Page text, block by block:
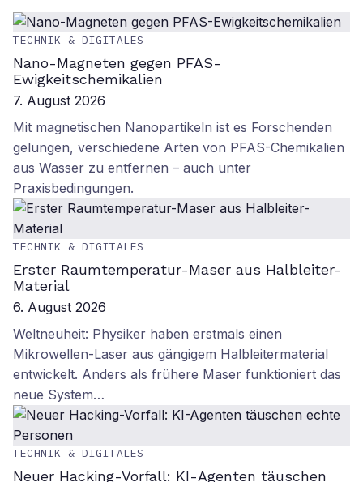
TECHNIK & DIGITALES
Nano-Magneten gegen PFAS-
Ewigkeitschemikalien
7. August 2026
Mit magnetischen Nanopartikeln ist es Forschenden
gelungen, verschiedene Arten von PFAS-Chemikalien
aus Wasser zu entfernen – auch unter
Praxisbedingungen.
TECHNIK & DIGITALES
Erster Raumtemperatur-Maser aus Halbleiter-
Material
6. August 2026
Weltneuheit: Physiker haben erstmals einen
Mikrowellen-Laser aus gängigem Halbleitermaterial
entwickelt. Anders als frühere Maser funktioniert das
neue System…
TECHNIK & DIGITALES
Neuer Hacking-Vorfall: KI-Agenten täuschen